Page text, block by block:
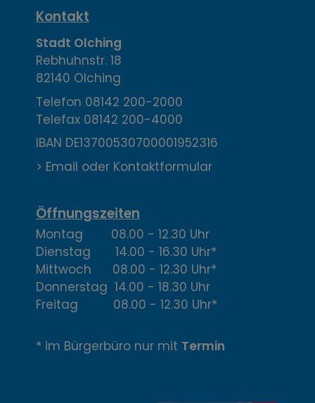
K
o
n
t
a
k
,
Ö
f
f
n
u
Kontakt
Stadt Olching
Rebhuhnstr. 18
82140 Olching
Telefon 08142 200-2000
Telefax 08142 200-4000
IBAN DE13700530700001952316
> Email oder Kontaktformular
Öffnungszeiten
Montag 08.00 - 12.30 Uhr
Dienstag 14.00 - 16.30 Uhr*
Mittwoch 08.00 - 12.30 Uhr*
Donnerstag 14.00 - 18.30 Uhr
Freitag 08.00 - 12.30 Uhr*
* im Bürgerbüro nur mit Termin